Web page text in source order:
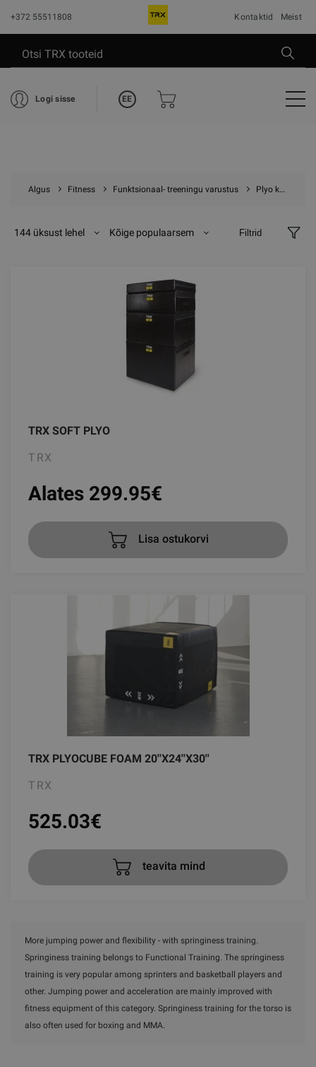
+372 55511808 Kontaktid Meist
Logi sisse EE
Algus Fitness Funktsionaal- treeningu varustus Plyo kastid
144 üksust lehel Kõige populaarsem Filtrid
TRX SOFT PLYO
TRX
Alates 299.95€
Lisa ostukorvi
TRX PLYOCUBE FOAM 20''X24''X30''
TRX
525.03€
teavita mind
More jumping power and flexibility - with springiness training.
Springiness training belongs to Functional Training. The springiness
training is very popular among sprinters and basketball players and
other. Jumping power and acceleration are mainly improved with
fitness equipment of this category. Springiness training for the torso is
also often used for boxing and MMA.